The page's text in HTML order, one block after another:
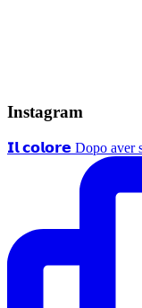
Instagram
𝗜𝗹 𝗰𝗼𝗹𝗼𝗿𝗲 Dopo aver